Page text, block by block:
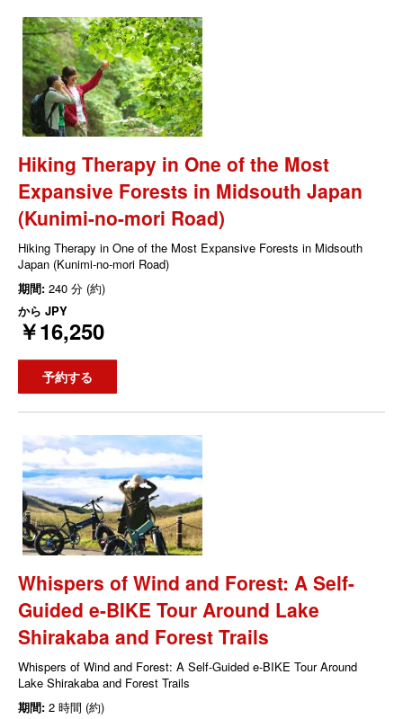
Hiking Therapy in One of the Most
Expansive Forests in Midsouth Japan
(Kunimi-no-mori Road)
Hiking Therapy in One of the Most Expansive Forests in Midsouth
Japan (Kunimi-no-mori Road)
期間: 240 分 (約)
から JPY
￥16,250
予約する
Whispers of Wind and Forest: A Self-
Guided e-BIKE Tour Around Lake
Shirakaba and Forest Trails
Whispers of Wind and Forest: A Self-Guided e-BIKE Tour Around
Lake Shirakaba and Forest Trails
期間: 2 時間 (約)